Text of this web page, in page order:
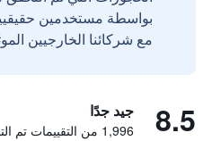
مع شركائنا الخارجيين
8.5 جيد جدًا
1,996 من التقييمات تم التحقق منها